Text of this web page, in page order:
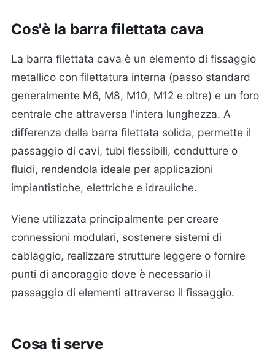
Cos'è la barra filettata cava
La barra filettata cava è un elemento di fissaggio
metallico con filettatura interna (passo standard
generalmente M6, M8, M10, M12 e oltre) e un foro
centrale che attraversa l'intera lunghezza. A
differenza della barra filettata solida, permette il
passaggio di cavi, tubi flessibili, condutture o
fluidi, rendendola ideale per applicazioni
impiantistiche, elettriche e idrauliche.
Viene utilizzata principalmente per creare
connessioni modulari, sostenere sistemi di
cablaggio, realizzare strutture leggere o fornire
punti di ancoraggio dove è necessario il
passaggio di elementi attraverso il fissaggio.
Cosa ti serve